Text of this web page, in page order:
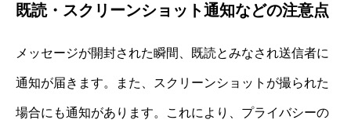
既読・スクリーンショット通知などの注意点
メッセージが開封された瞬間、既読とみなされ送信者に
通知が届きます。また、スクリーンショットが撮られた
場合にも通知があります。これにより、プライバシーの